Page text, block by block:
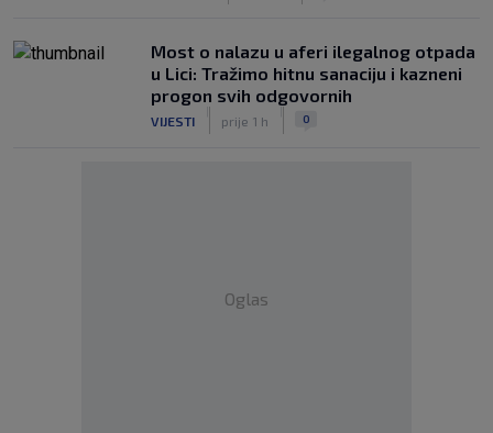
Most o nalazu u aferi ilegalnog otpada
u Lici: Tražimo hitnu sanaciju i kazneni
progon svih odgovornih
VIJESTI prije 1 h 0
Oglas